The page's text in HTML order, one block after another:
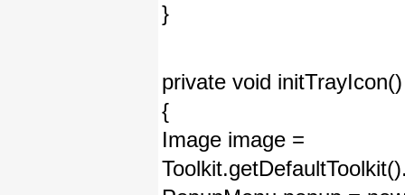
}
private void initTrayIcon()
{
Image image =